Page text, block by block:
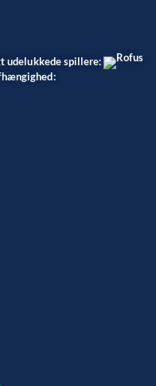
udelukkede spillere: